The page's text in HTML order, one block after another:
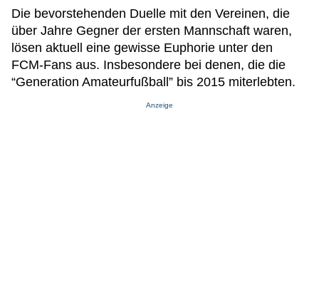
Die bevorstehenden Duelle mit den Vereinen, die
über Jahre Gegner der ersten Mannschaft waren,
lösen aktuell eine gewisse Euphorie unter den
FCM-Fans aus. Insbesondere bei denen, die die
“Generation Amateurfußball” bis 2015 miterlebten.
Anzeige